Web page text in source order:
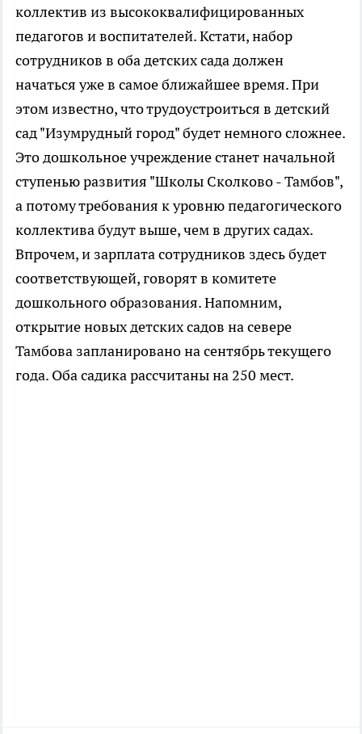
коллектив из высококвалифицированных
педагогов и воспитателей. Кстати, набор
сотрудников в оба детских сада должен
начаться уже в самое ближайшее время. При
этом известно, что трудоустроиться в детский
сад "Изумрудный город" будет немного сложнее.
Это дошкольное учреждение станет начальной
ступенью развития "Школы Сколково - Тамбов",
а потому требования к уровню педагогического
коллектива будут выше, чем в других садах.
Впрочем, и зарплата сотрудников здесь будет
соответствующей, говорят в комитете
дошкольного образования. Напомним,
открытие новых детских садов на севере
Тамбова запланировано на сентябрь текущего
года. Оба садика рассчитаны на 250 мест.